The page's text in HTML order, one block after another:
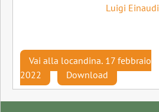
Luigi Einaudi
Vai alla locandina, 17 febbraio
2022
Download